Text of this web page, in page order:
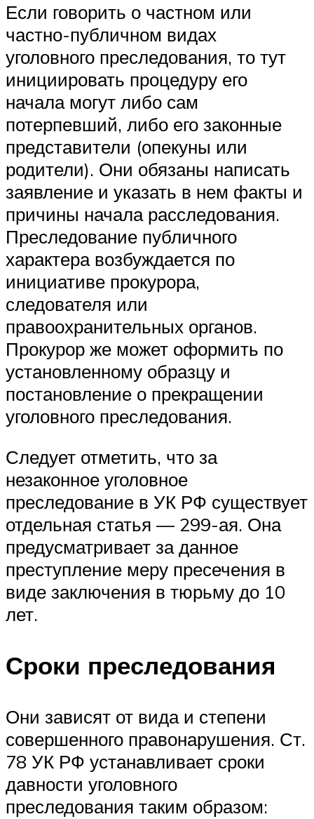
Если говорить о частном или
частно-публичном видах
уголовного преследования, то тут
инициировать процедуру его
начала могут либо сам
потерпевший, либо его законные
представители (опекуны или
родители). Они обязаны написать
заявление и указать в нем факты и
причины начала расследования.
Преследование публичного
характера возбуждается по
инициативе прокурора,
следователя или
правоохранительных органов.
Прокурор же может оформить по
установленному образцу и
постановление о прекращении
уголовного преследования.
Следует отметить, что за
незаконное уголовное
преследование в УК РФ существует
отдельная статья — 299-ая. Она
предусматривает за данное
преступление меру пресечения в
виде заключения в тюрьму до 10
лет.
Сроки преследования
Они зависят от вида и степени
совершенного правонарушения. Ст.
78 УК РФ устанавливает сроки
давности уголовного
преследования таким образом: